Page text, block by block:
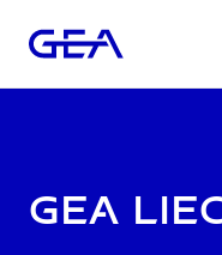
GEA